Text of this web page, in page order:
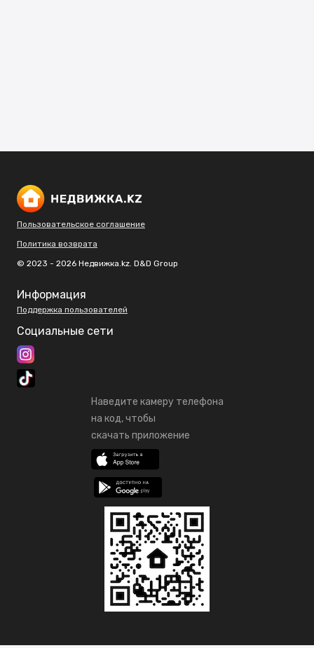
Пользовательское соглашение
Политика возврата
© 2023 - 2026 Недвижка.kz. D&D Group
Информация
Поддержка пользователей
Социальные сети
Наведите камеру телефона
на код, чтобы
скачать приложение